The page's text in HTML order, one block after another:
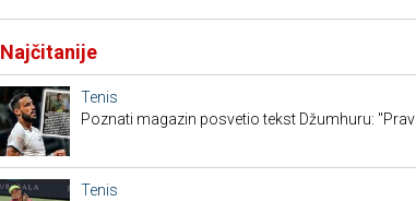
Najčitanije
Tenis
Poznati magazin posvetio tekst Džumhuru:
Tenis